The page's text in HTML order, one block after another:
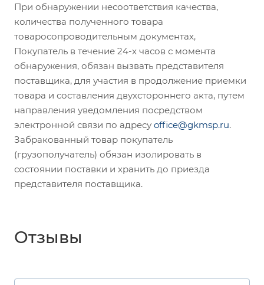
При обнаружении несоответствия качества,
количества полученного товара
товаросопроводительным документах,
Покупатель в течение 24-х часов с момента
обнаружения, обязан вызвать представителя
поставщика, для участия в продолжение приемки
товара и составления двухстороннего акта, путем
направления уведомления посредством
электронной связи по адресу office@gkmsp.ru.
Забракованный товар покупатель
(грузополучатель) обязан изолировать в
состоянии поставки и хранить до приезда
представителя поставщика.
Отзывы